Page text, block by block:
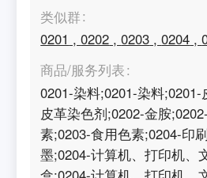
类似群
0201 ,0202 ,0203 ,0204 ,
商品/服务列表
0201-染料;0201-染料
皮革染色剂;0202-金胺
素;0203-食用色素;0204-印
墨;0204-计算机、打印机、